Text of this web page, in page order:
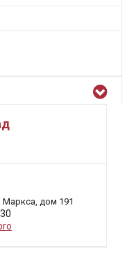
Маркса, дом 191